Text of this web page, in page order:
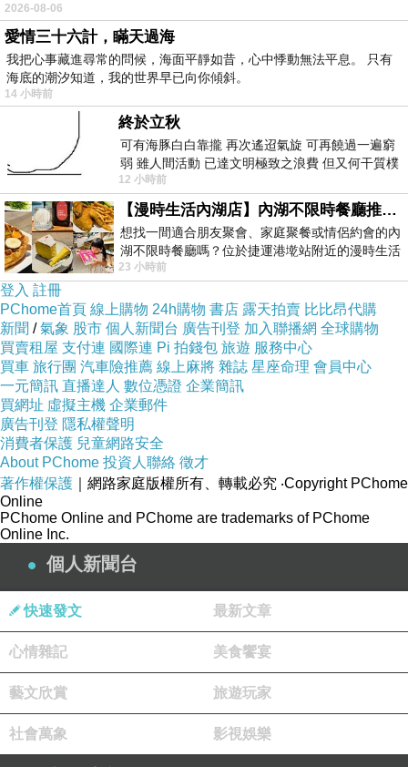
在2001年的台灣，發生了一起震驚社會的刑事案
件。一位年輕男同志A與另一男同志B發生窒息性
愛導致喪命，B將A的屍體裝在行李箱裡丟棄，在
三天之後屍體被發現而震驚社會。當時我在讀大
學，某一次的軍訓課，授課教官對著全班的男生
說：「男同性戀就會發生這樣的事情。」至於前
後文我已經不記得了，當時的我沒有勇氣反駁，
只微微的慶幸他不是我系上的輔導教官，爾後也
沒有再上過他的課。十多年後，我不會後悔沒有
在課堂上反駁他，反駁(甚至是教育他)沒有用，
只是徒增對立。我想他到現在為止，大概還不知
道不是所有的同性戀者都玩窒息性愛，也不只是
同性戀者玩窒息性愛，這樣關於男同性戀者的偏
見早就深根在他的腦海，一時半刻我也無法扭轉
他的想法，倒不如各自珍重。
《凡賽斯遇刺案：美國犯罪故事》(The
Assassination of Gianni Versace: American Crime
Story)是改編自發生在1997年，舉世聞名的槍殺
案，之所以受到矚目是因為被槍殺的人是知名的
服裝設計師吉安尼．凡賽斯(Gianni Versace)。凡
賽斯在自家門前被槍擊之前，兇手安德魯．庫納
南(Andrew Cunanan)已經陸續殺害了四個人。至
過程中舉槍自盡，也就不為人知了。
這套影集的一開始，鏡頭是流動了，拍攝著凡賽
斯臥房的天花板，然後轉向躺在床上的凡賽斯，
接著起。接下來的鏡頭對準著在海邊的庫納南，
他失魂落魄的坐在沙灘上，從包包裡拿出一本
書，出名叫做「《時尚》創辦人康德納仕的生平
2026-08-06
愛情三十六計，瞞天過海
我把心事藏進尋常的問候，海面平靜如昔，心中悸動無法平息。 只有
海底的潮汐知道，我的世界早已向你傾斜。
14 小時前
終於立秋
可有海豚白白靠攏 再次遙迢氣旋 可再饒過一遍窮
弱 雖人間活動 已達文明極致之浪費 但又何干質樸
者 只能白白陪葬
12 小時前
【漫時生活內湖店】內湖不限時餐廳推薦｜捷運港墘站美食，聚餐、約會、家庭聚會首選，正餐甜點一次滿足
想找一間適合朋友聚會、家庭聚餐或情侶約會的內
湖不限時餐廳嗎？位於捷運港墘站附近的漫時生活
內湖店，從捷運站步行約4分鐘即可抵
23 小時前
登入 註冊
PChome首頁 線上購物 24h購物 書店 露天拍賣 比比昂代購
新聞 /氣象 股市 個人新聞台 廣告刊登 加入聯播網 全球購物
買賣租屋 支付連 國際連 Pi 拍錢包 旅遊 服務中心
買車 旅行團 汽車險推薦 線上麻將 雜誌 星座命理 會員中心
一元簡訊 直播達人 數位憑證 企業簡訊
買網址 虛擬主機 企業郵件
廣告刊登 隱私權聲明
消費者保護 兒童網路安全
About PChome 投資人聯絡 徵才
著作權保護 ｜網路家庭版權所有、轉載必究 ‧Copyright PChome
Online
PChome Online and PChome are trademarks of PChome
Online Inc.
個人新聞台
快速發文 最新文章
心情雜記 美食饗宴
藝文欣賞 旅遊玩家
社會萬象 影視娛樂